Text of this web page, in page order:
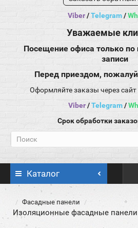
Viber/Telegram/
Уважаемые
Посещение офиса только по
записи
Перед приездом,
Оформляйте заказы через
Viber/Telegram/
Срок обработки
Каталог
Фасадные панели
Изоляционные фасадные панели